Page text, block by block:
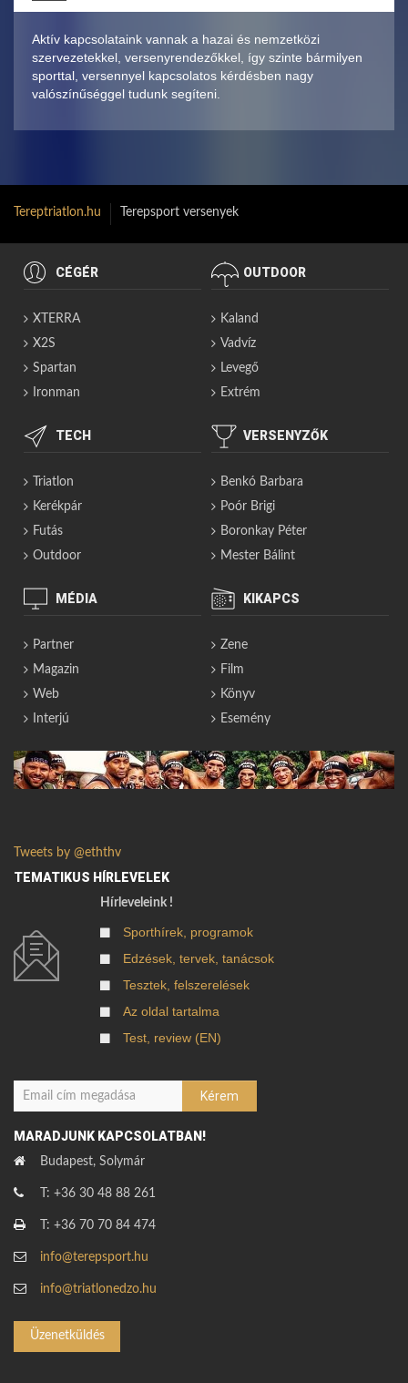
Aktív kapcsolataink vannak a hazai és nemzetközi
szervezetekkel, versenyrendezőkkel, így szinte bármilyen
sporttal, versennyel kapcsolatos kérdésben nagy
valószínűséggel tudunk segíteni.
Tereptriatlon.hu Terepsport versenyek
CÉGÉR
XTERRA
X2S
Spartan
Ironman
OUTDOOR
Kaland
Vadvíz
Levegő
Extrém
TECH
Triatlon
Kerékpár
Futás
Outdoor
VERSENYZŐK
Benkó Barbara
Poór Brigi
Boronkay Péter
Mester Bálint
MÉDIA
Partner
Magazin
Web
Interjú
KIKAPCS
Zene
Film
Könyv
Esemény
Tweets by @eththv
TEMATIKUS HÍRLEVELEK
Hírleveleink !
Sporthírek, programok
Edzések, tervek, tanácsok
Tesztek, felszerelések
Az oldal tartalma
Test, review (EN)
MARADJUNK KAPCSOLATBAN!
Budapest, Solymár
T: +36 30 48 88 261
T: +36 70 70 84 474
info@terepsport.hu
info@triatlonedzo.hu
Üzenetküldés